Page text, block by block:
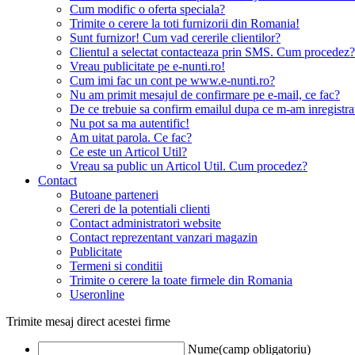
Cum modific o oferta speciala?
Trimite o cerere la toti furnizorii din Romania!
Sunt furnizor! Cum vad cererile clientilor?
Clientul a selectat contacteaza prin SMS. Cum procedez?
Vreau publicitate pe e-nunti.ro!
Cum imi fac un cont pe www.e-nunti.ro?
Nu am primit mesajul de confirmare pe e-mail, ce fac?
De ce trebuie sa confirm emailul dupa ce m-am
Nu pot sa ma autentific!
Am uitat parola. Ce fac?
Ce este un Articol Util?
Vreau sa public un Articol Util. Cum procedez?
Contact
Butoane parteneri
Cereri de la potentiali clienti
Contact administratori website
Contact reprezentant vanzari magazin
Publicitate
Termeni si conditii
Trimite o cerere la toate firmele din Romania
Useronline
Trimite mesaj direct acestei firme
Nume(camp obligatoriu)